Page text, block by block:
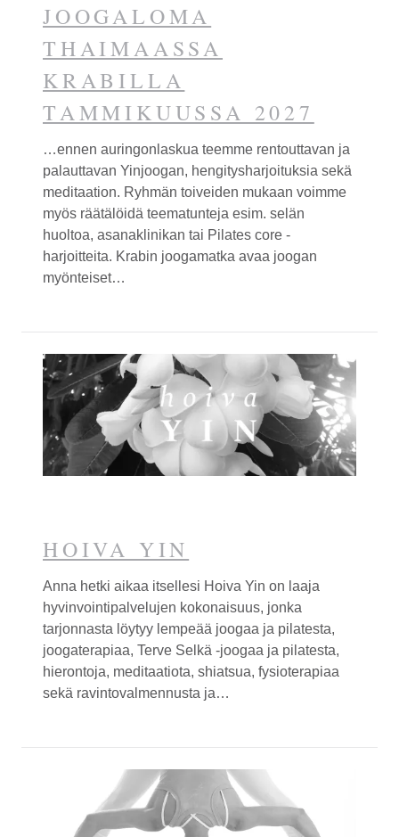
JOOGALOMA
THAIMAASSA
KRABILLA
TAMMIKUUSSA 2027
…ennen auringonlaskua teemme rentouttavan ja
palauttavan Yinjoogan, hengitysharjoituksia sekä
meditaation. Ryhmän toiveiden mukaan voimme
myös räätälöidä teematunteja esim. selän
huoltoa, asanaklinikan tai Pilates core -
harjoitteita. Krabin joogamatka avaa joogan
myönteiset…
HOIVA YIN
Anna hetki aikaa itsellesi Hoiva Yin on laaja
hyvinvointipalvelujen kokonaisuus, jonka
tarjonnasta löytyy lempeää joogaa ja pilatesta,
joogaterapiaa, Terve Selkä -joogaa ja pilatesta,
hierontoja, meditaatiota, shiatsua, fysioterapiaa
sekä ravintovalmennusta ja…